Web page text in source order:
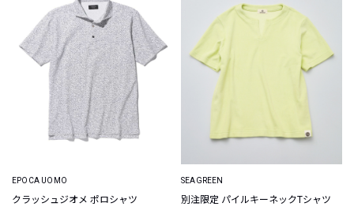
EPOCA UOMO
クラッシュジオメ ポロシャツ
SEAGREEN
別注限定 パイルキーネックTシャツ